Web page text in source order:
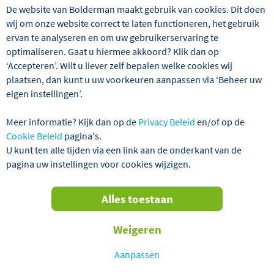
GEGARANDEERD VERTREK!
Portugal is al jarenlang een geliefde bestemming voor
het zuiden van het land, staat bekend om haar milde
klimaat, met veel zonuren en aangename
wintertemperaturen van gemiddeld 16 graden Celsius. Bij
Bolderman hebben we een zorgvuldige selectie gemaakt
van comfortabele hotels en appartementen in Monte
De website van Bolderman maakt gebruik van cookies. Dit doen
wij om onze website correct te laten functioneren, het gebruik
ervan te analyseren en om uw gebruikerservaring te
optimaliseren. Gaat u hiermee akkoord? Klik dan op
‘Accepteren’. Wilt u liever zelf bepalen welke cookies wij
plaatsen, dan kunt u uw voorkeuren aanpassen via ‘Beheer uw
eigen instellingen’.
Meer informatie? Kijk dan op de Privacy Beleid en/of op de
Cookie Beleid pagina's.
U kunt ten alle tijden via een link aan de onderkant van de
pagina uw instellingen voor cookies wijzigen.
Aanpassen
Weigeren
Alles toestaan